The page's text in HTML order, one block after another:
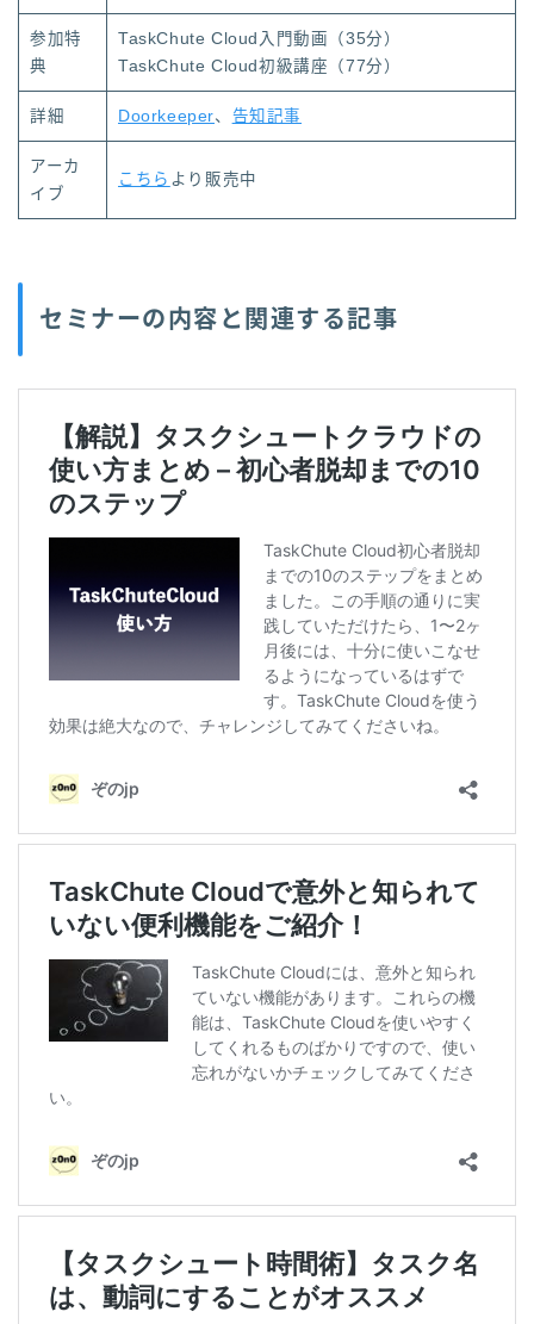
参加特
典
TaskChute Cloud入門動画（35分）
TaskChute Cloud初級講座（77分）
詳細 Doorkeeper、 告知記事
アーカ
イブ
こちら より販売中
セミナーの内容と関連する記事